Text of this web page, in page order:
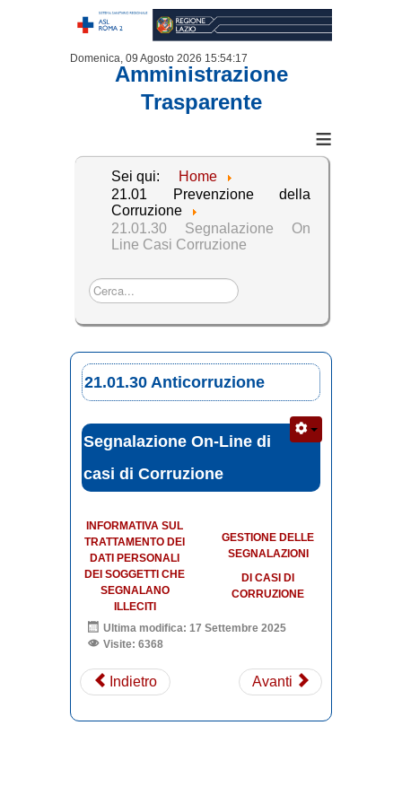
Domenica, 09 Agosto 2026 15:54:17
Amministrazione
Trasparente
≡
Sei qui:
Home
21.01 Prevenzione della
Corruzione
21.01.30 Segnalazione On
Line Casi Corruzione
Cerca...
21.01.30 Anticorruzione
Segnalazione On-Line di
casi di Corruzione
INFORMATIVA SUL
TRATTAMENTO DEI
DATI PERSONALI
DEI SOGGETTI CHE
SEGNALANO
ILLECITI
GESTIONE DELLE
SEGNALAZIONI
DI CASI DI
CORRUZIONE
Ultima modifica: 17 Settembre 2025
Visite: 6368
Indietro Avanti